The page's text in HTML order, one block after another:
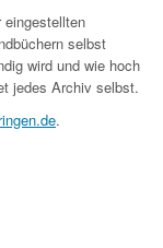
selbst
wird und wie hoch
jedes Archiv selbst.
.